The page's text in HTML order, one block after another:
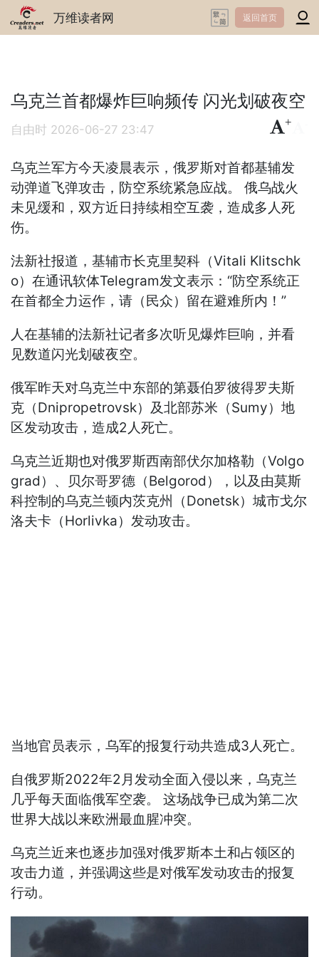
万维读者网 返回首页
乌克兰首都爆炸巨响频传 闪光划破夜空
自由时 2026-06-27 23:47
+
乌克兰军方今天凌晨表示，俄罗斯对首都基辅发
动弹道飞弹攻击，防空系统紧急应战。 俄乌战火
未见缓和，双方近日持续相空互袭，造成多人死
伤。
法新社报道，基辅市长克里契科（Vitali Klitschk
o）在通讯软体Telegram发文表示：“防空系统正
在首都全力运作，请（民众）留在避难所内！”
人在基辅的法新社记者多次听见爆炸巨响，并看
见数道闪光划破夜空。
俄军昨天对乌克兰中东部的第聂伯罗彼得罗夫斯
克（Dnipropetrovsk）及北部苏米（Sumy）地
区发动攻击，造成2人死亡。
乌克兰近期也对俄罗斯西南部伏尔加格勒（Volgo
grad）、贝尔哥罗德（Belgorod），以及由莫斯
科控制的乌克兰顿内茨克州（Donetsk）城市戈尔
洛夫卡（Horlivka）发动攻击。
当地官员表示，乌军的报复行动共造成3人死亡。
自俄罗斯2022年2月发动全面入侵以来，乌克兰
几乎每天面临俄军空袭。 这场战争已成为第二次
世界大战以来欧洲最血腥冲突。
乌克兰近来也逐步加强对俄罗斯本土和占领区的
攻击力道，并强调这些是对俄军发动攻击的报复
行动。